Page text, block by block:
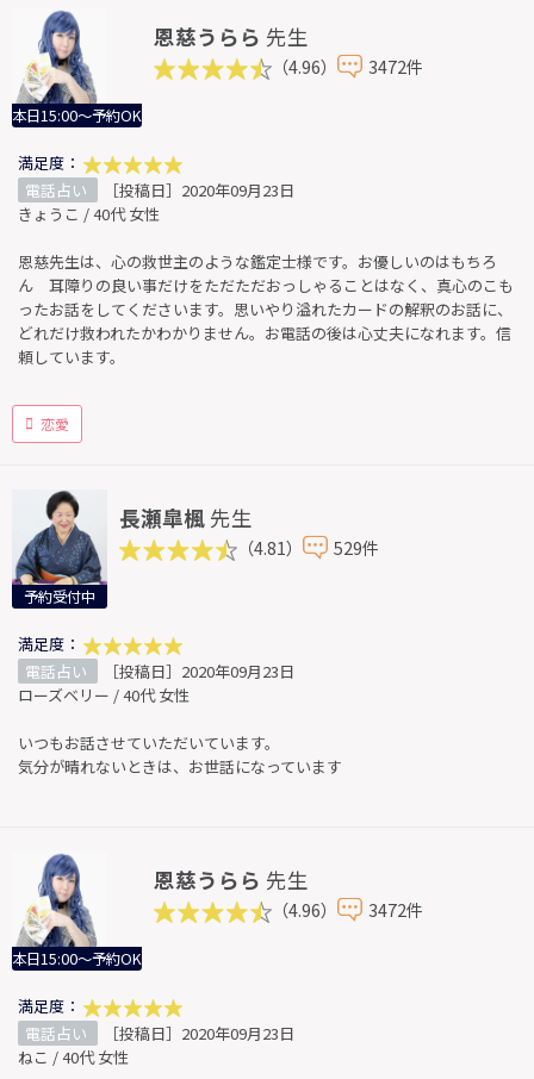
本日15:00～予約OK
恩慈うらら 先生
（4.96） 3472件
満足度：
電話占い
［投稿日］2020年09月23日
きょうこ / 40代 女性
恩慈先生は、心の救世主のような鑑定士様です。お優しいのはもちろ
ん 耳障りの良い事だけをただただおっしゃることはなく、真心のこも
ったお話をしてくださいます。思いやり溢れたカードの解釈のお話に、
どれだけ救われたかわかりません。お電話の後は心丈夫になれます。信
頼しています。
恋愛
予約受付中
長瀬皐楓 先生
（4.81） 529件
満足度：
電話占い
［投稿日］2020年09月23日
ローズベリー / 40代 女性
いつもお話させていただいています。
気分が晴れないときは、お世話になっています
本日15:00～予約OK
恩慈うらら 先生
（4.96） 3472件
満足度：
電話占い
［投稿日］2020年09月23日
ねこ / 40代 女性